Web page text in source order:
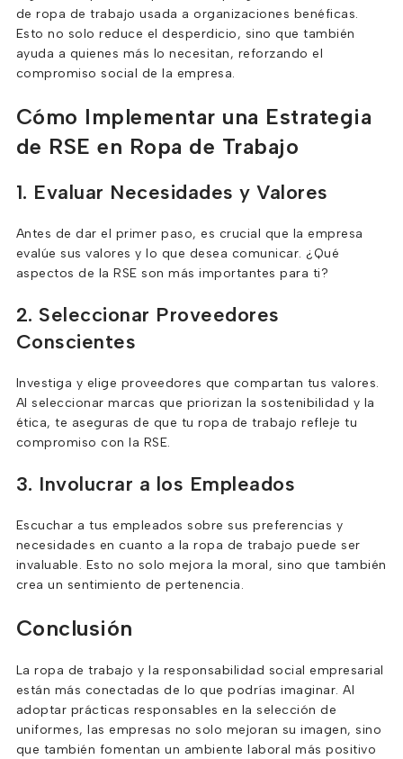
de ropa de trabajo usada a organizaciones benéficas.
Esto no solo reduce el desperdicio, sino que también
ayuda a quienes más lo necesitan, reforzando el
compromiso social de la empresa.
Cómo Implementar una Estrategia
de RSE en Ropa de Trabajo
1. Evaluar Necesidades y Valores
Antes de dar el primer paso, es crucial que la empresa
evalúe sus valores y lo que desea comunicar. ¿Qué
aspectos de la RSE son más importantes para ti?
2. Seleccionar Proveedores
Conscientes
Investiga y elige proveedores que compartan tus valores.
Al seleccionar marcas que priorizan la sostenibilidad y la
ética, te aseguras de que tu ropa de trabajo refleje tu
compromiso con la RSE.
3. Involucrar a los Empleados
Escuchar a tus empleados sobre sus preferencias y
necesidades en cuanto a la ropa de trabajo puede ser
invaluable. Esto no solo mejora la moral, sino que también
crea un sentimiento de pertenencia.
Conclusión
La ropa de trabajo y la responsabilidad social empresarial
están más conectadas de lo que podrías imaginar. Al
adoptar prácticas responsables en la selección de
uniformes, las empresas no solo mejoran su imagen, sino
que también fomentan un ambiente laboral más positivo